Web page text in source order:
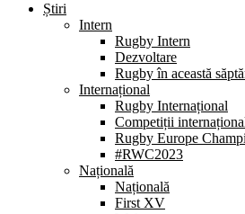
Știri
Intern
Rugby Intern
Dezvoltare
Rugby în această
Internațional
Rugby Internațional
Competiții
Rugby Europe
#RWC2023
Națională
Națională
First XV